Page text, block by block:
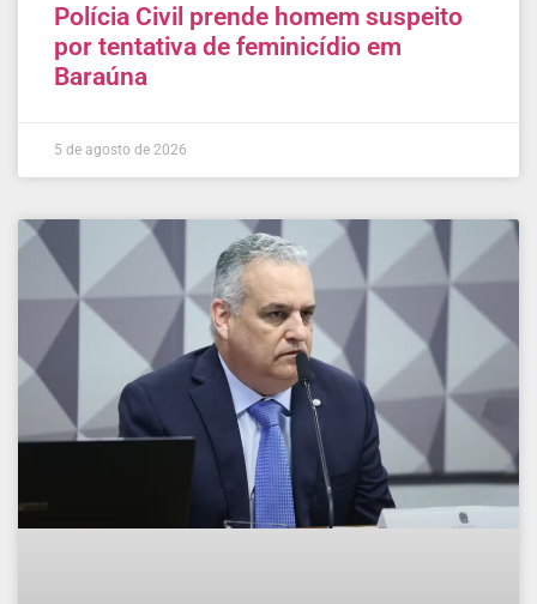
Polícia Civil prende homem suspeito
por tentativa de feminicídio em
Baraúna
5 de agosto de 2026